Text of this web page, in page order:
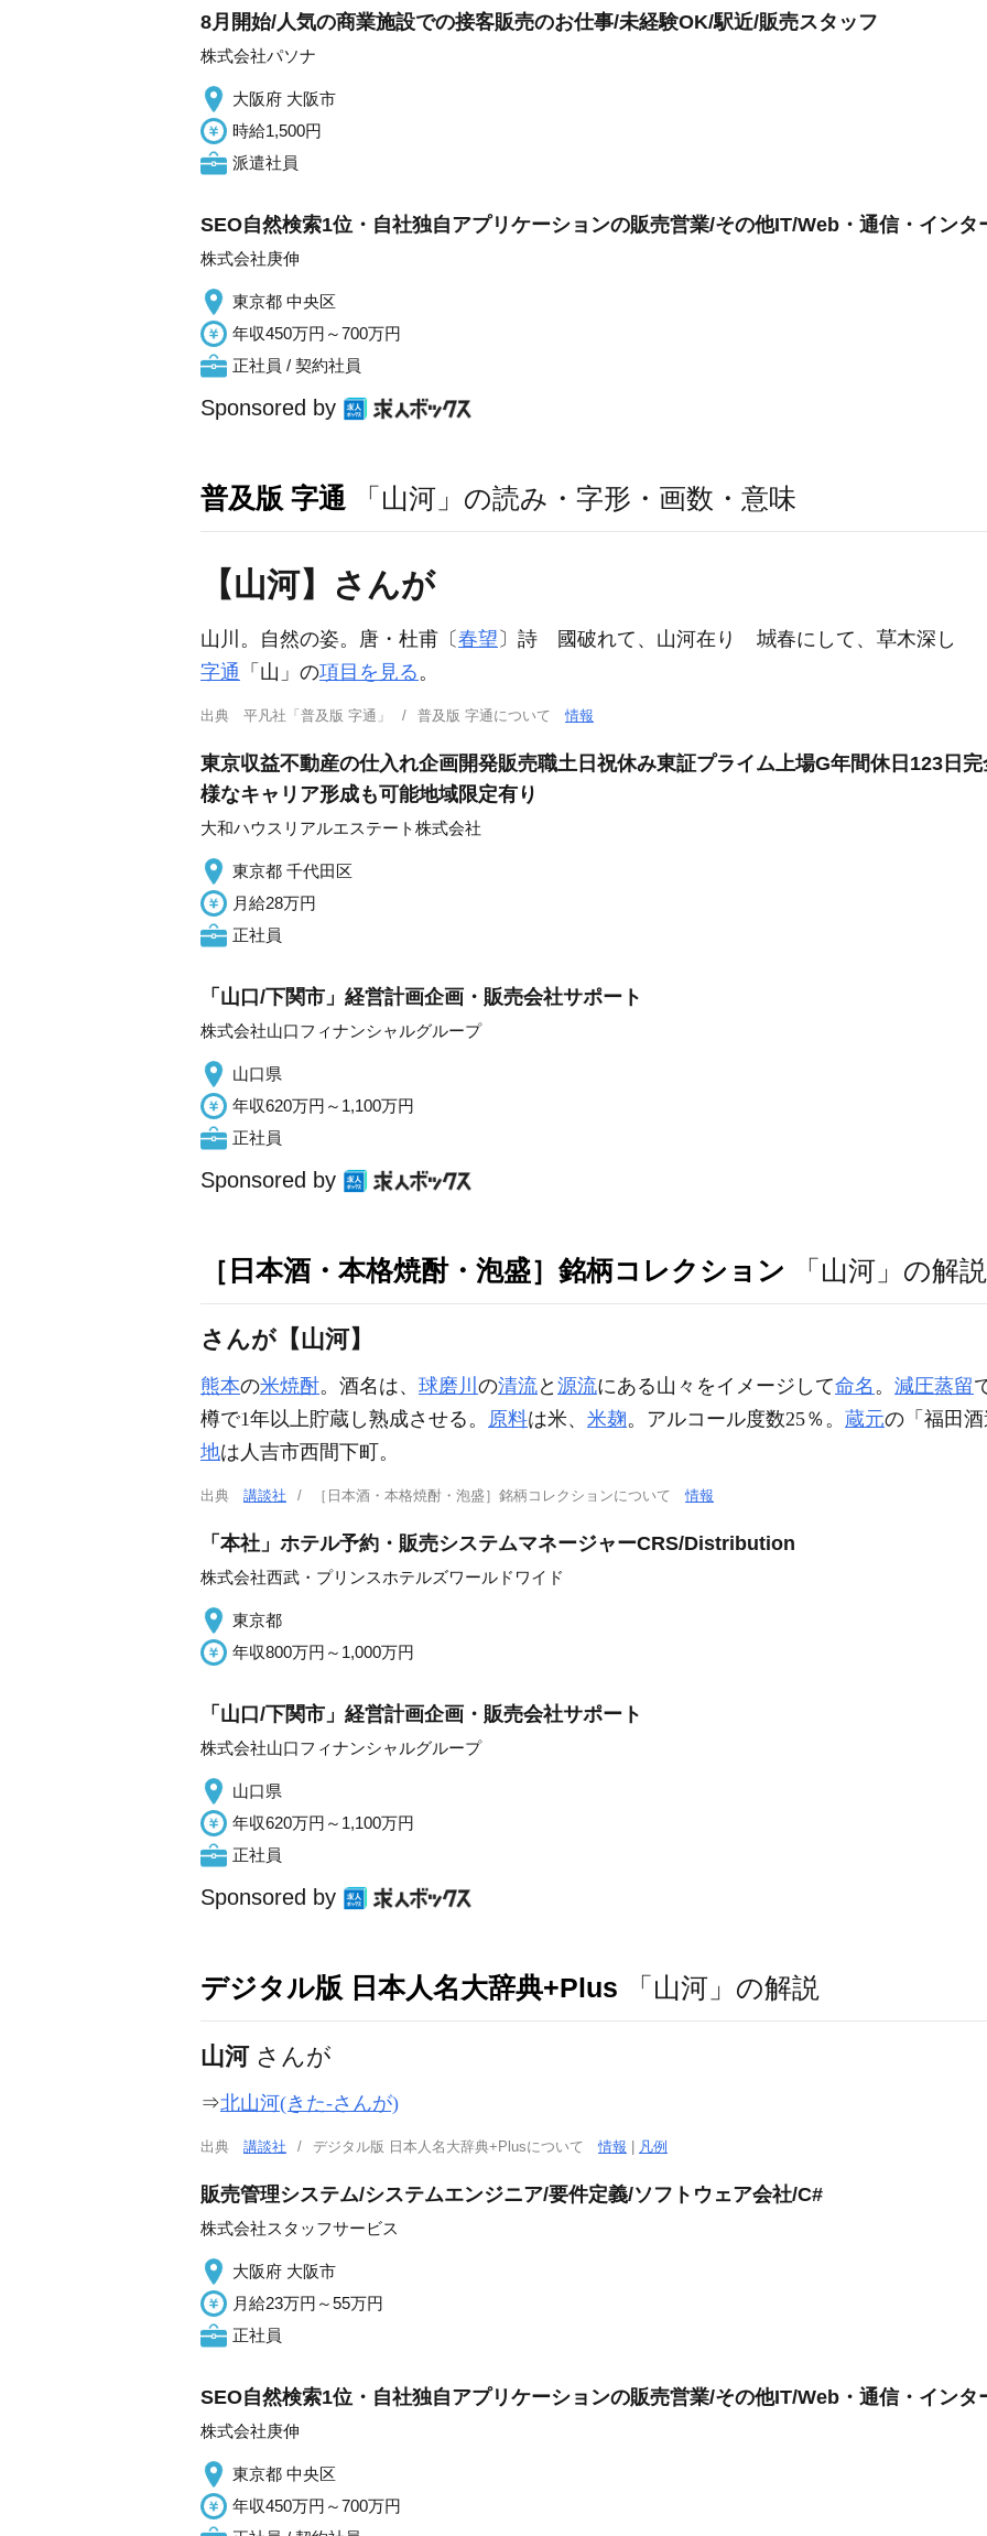
8月開始/人気の商業施設での接客販売のお仕事/未経験OK/駅近/販売スタッフ
株式会社パソナ
大阪府 大阪市
時給1,500円
派遣社員
SEO自然検索1位・自社独自アプリケーションの販売営業/その他IT/Web・通信・インタ
株式会社庚伸
東京都 中央区
年収450万円～700万円
正社員 / 契約社員
Sponsored by
普及版 字通 「山河」の読み・字形・画数・意味
【山河】さんが
山川。自然の姿。唐・杜甫〔 春望 〕詩 國破れて、山河在り 春にして、
木深し
字通 「山」の項目を見る。
出典 平凡社「普及版 字通」 普及版 字通について情報
東京収益不動産の仕入れ企画開発販売職土日祝休み東証プライム上場G年間休日123日
様なキャリア形成も可能地域限定有り
大和ハウスリアルエステート株式会社
東京都 千代田区
月給28万円
正社員
「山口/下関市」経営計画企画・販売会社サポート
株式会社山口フィナンシャルグループ
山口県
年収620万円～1,100万円
正社員
Sponsored by
［日本酒・本格焼酎・泡盛］銘柄コレクション 「山河」の解説
さんが【山河】
熊本の米焼酎。酒名は、 球磨川 の清流と 源流にある山々をイメージして命名 。 減圧蒸留
樽で1年以上貯蔵し熟成させる。 原料は米、 米麹。アルコール度数25％。 蔵元の「福田
地は人吉市西間下町。
出典 講談社 ［日本酒・本格焼酎・泡盛］銘柄コレクションについて情報
「本社」ホテル予約・販売システムマネージャーCRS/Distribution
株式会社西武・プリンスホテルズワールドワイド
東京都
年収800万円～1,000万円
「山口/下関市」経営計画企画・販売会社サポート
株式会社山口フィナンシャルグループ
山口県
年収620万円～1,100万円
正社員
Sponsored by
デジタル版 日本人名大辞典+Plus 「山河」の解説
山河 さんが
⇒北山河(きた-さんが)
出典 講談社 デジタル版 日本人名大辞典+Plusについて情報 凡例
販売管理システム/システムエンジニア/要件定義/ソフトウェア会社/C#
株式会社スタッフサービス
大阪府 大阪市
月給23万円～55万円
正社員
SEO自然検索1位・自社独自アプリケーションの販売営業/その他IT/Web・通信・インタ
株式会社庚伸
東京都 中央区
年収450万円～700万円